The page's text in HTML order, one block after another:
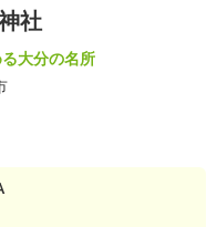
社
大分の名所